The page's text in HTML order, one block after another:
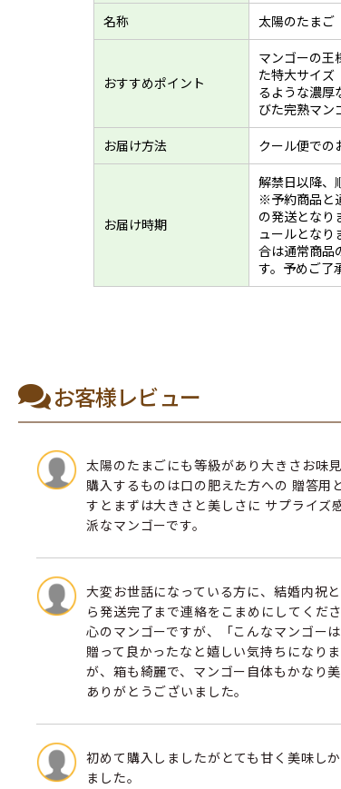
名称
太陽のたまご
おすすめポイント
マンゴーの王
た特大サイズ
るような濃厚
びた完熟マン
お届け方法
クール便での
お届け時期
解禁日以降、
※予約商品と
の発送となり
ュールとなり
合は通常商品
す。予めご了
お客様レビュー
太陽のたまごにも等級があり大きさお味
購入するものは口の肥えた方への 贈答用
すとまずは大きさと美しさに サプライズ
派なマンゴーです。
大変お世話になっている方に、結婚内祝
ら発送完了まで連絡をこまめにしてくだ
心のマンゴーですが、「こんなマンゴー
贈って良かったなと嬉しい気持ちになり
が、箱も綺麗で、マンゴー自体もかなり
ありがとうございました。
初めて購入しましたがとても甘く美味し
ました。